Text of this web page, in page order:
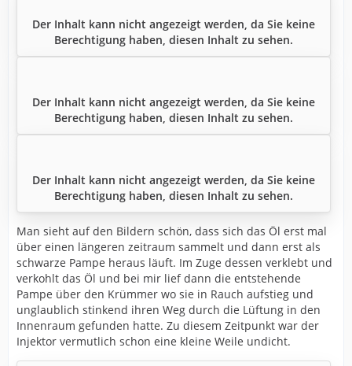
Der Inhalt kann nicht angezeigt werden, da Sie keine
Berechtigung haben, diesen Inhalt zu sehen.
Der Inhalt kann nicht angezeigt werden, da Sie keine
Berechtigung haben, diesen Inhalt zu sehen.
Der Inhalt kann nicht angezeigt werden, da Sie keine
Berechtigung haben, diesen Inhalt zu sehen.
Man sieht auf den Bildern schön, dass sich das Öl erst mal
über einen längeren zeitraum sammelt und dann erst als
schwarze Pampe heraus läuft. Im Zuge dessen verklebt und
verkohlt das Öl und bei mir lief dann die entstehende
Pampe über den Krümmer wo sie in Rauch aufstieg und
unglaublich stinkend ihren Weg durch die Lüftung in den
Innenraum gefunden hatte. Zu diesem Zeitpunkt war der
Injektor vermutlich schon eine kleine Weile undicht.